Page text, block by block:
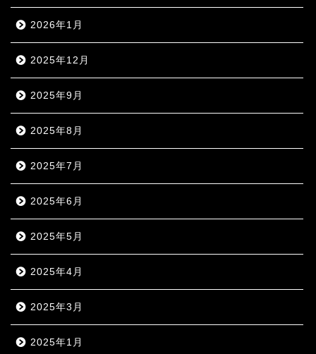
2026年1月
2025年12月
2025年9月
2025年8月
2025年7月
2025年6月
2025年5月
2025年4月
2025年3月
2025年1月